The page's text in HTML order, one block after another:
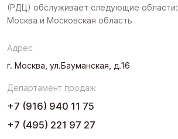
Поволжье
Урал
(РДЦ) обслуживает следующие области:
Москва и Московская область
Адрес
г. Москва, ул.Бауманская, д.16
Департамент продаж
+7 (916) 940 11 75
+7 (495) 221 97 27